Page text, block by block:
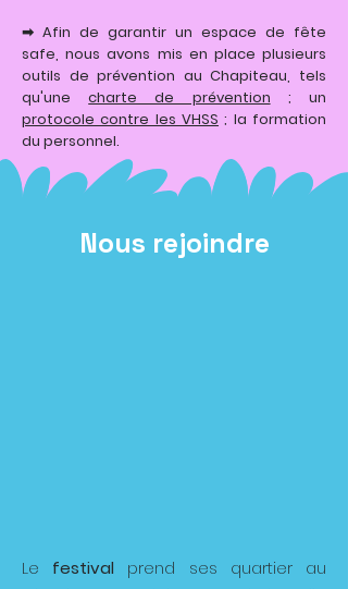
➡ Afin de garantir un espace de fête
safe, nous avons mis en place plusieurs
outils de prévention au Chapiteau, tels
qu'unecharte de prévention ; un
protocole contre les VHSS ; la formation
du personnel.
Nous rejoindre
Le festival prend ses quartier au